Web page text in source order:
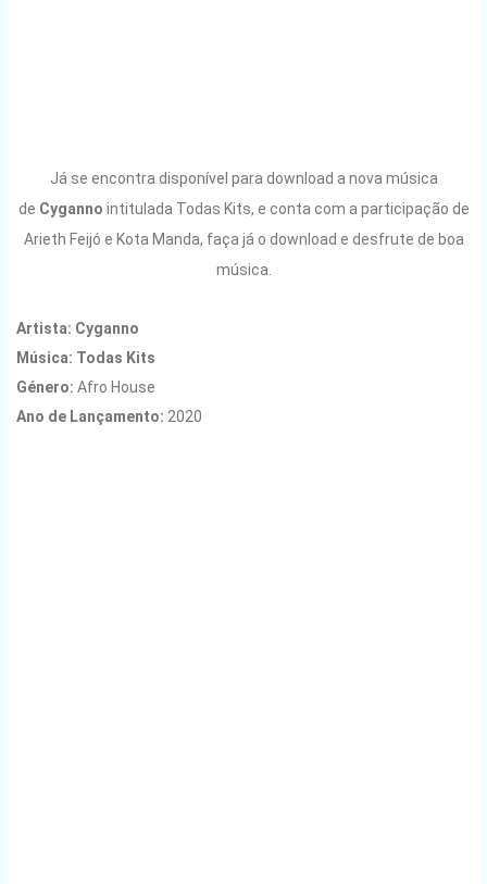
Já se encontra disponível para download a nova música
de Cyganno intitulada Todas Kits, e conta com a participação de
Arieth Feijó e Kota Manda, faça já o download e desfrute de boa
música.
Artista: Cyganno
Música: Todas Kits
Género: Afro House
Ano de Lançamento: 2020